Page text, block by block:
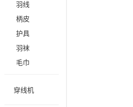
羽线
柄皮
护具
羽袜
毛巾
穿线机